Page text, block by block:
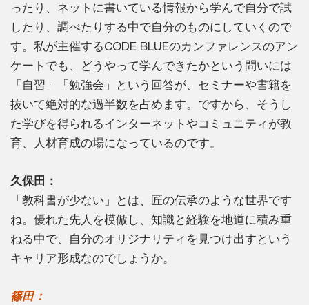
ったり、ネットに書いている情報から学んで自分で試
したり、調べたりする中で自分のものにしていくので
す。私が主催するCODE BLUEのカンファレンスのアン
ケートでも、どうやって学んできたかという問いには
「自習」「勉強会」という回答が、セミナーや書籍を
抜いて絶対的な過半数を占めます。ですから、そうし
た学びを得られるインターネットやコミュニティが教
育、人材育成の場になっているのです。
久保田：
「教科書が少ない」とは、匠の伝承のような世界です
ね。優れた先人を模倣し、知識と経験を地道に積み重
ねる中で、自分のオリジナリティを見つけ出すという
キャリア形成なのでしょうか。
篠田：